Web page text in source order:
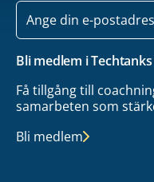
E-
post
Bli medlem i
Få tillgång till
samarbeten som
Bli medlem